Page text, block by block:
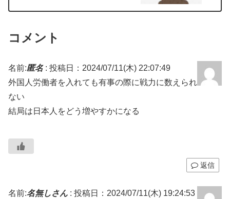
コメント
名前:匿名: 投稿日：2024/07/11(木) 22:07:49
外国人労働者を入れても有事の際に戦力に数えられ
ない
結局は日本人をどう増やすかになる
返信
名前:名無しさん : 投稿日：2024/07/11(木) 19:24:53